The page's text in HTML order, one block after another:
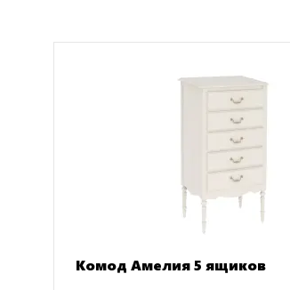
Комод Амелия 5 ящиков